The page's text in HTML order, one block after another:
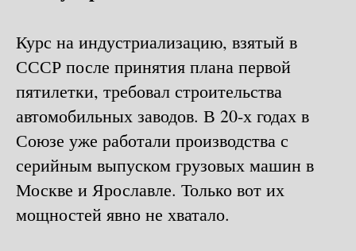
Курс на индустриализацию, взятый в
СССР после принятия плана первой
пятилетки, требовал строительства
автомобильных заводов. В 20-х годах в
Союзе уже работали производства с
серийным выпуском грузовых машин в
Москве и Ярославле. Только вот их
мощностей явно не хватало.